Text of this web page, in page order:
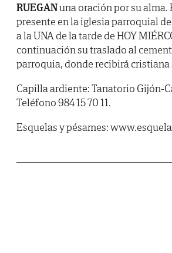
RUEGANuna oración por su alma.
presente en la iglesia parroquial
a la UNA de la tarde de HOY
continuación su traslado al
parroquia, donde recibirá
Capilla ardiente: Tanatorio Gijón-
Teléfono 984 15 70 11.
Esquelas y pésames: